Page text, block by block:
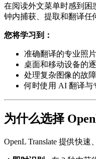
在阅读外文菜单时感到困
钟内捕获、提取和翻译任
您将学习到：
准确翻译的专业照
桌面和移动设备的
处理复杂图像的故
何时使用 AI 翻译与
为什么选择
OpenL Translate 提供快